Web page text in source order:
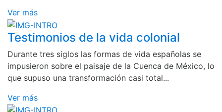
Ver más
Testimonios de la vida colonial
Durante tres siglos las formas de vida españolas se
impusieron sobre el paisaje de la Cuenca de México, lo
que supuso una transformación casi total...
Ver más